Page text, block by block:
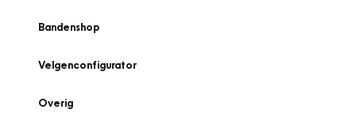
Bandenshop
Velgenconfigurator
Overig